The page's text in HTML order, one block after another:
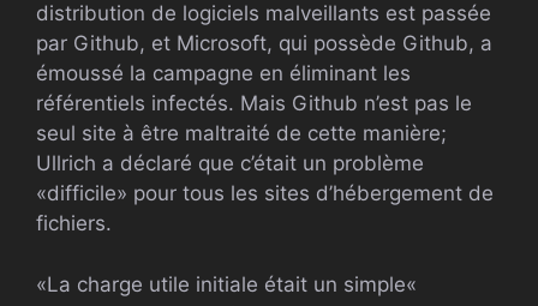
distribution de logiciels malveillants est passée
par Github, et Microsoft, qui possède Github, a
émoussé la campagne en éliminant les
référentiels infectés. Mais Github n’est pas le
seul site à être maltraité de cette manière;
Ullrich a déclaré que c’était un problème
«difficile» pour tous les sites d’hébergement de
fichiers.
«La charge utile initiale était un simple«